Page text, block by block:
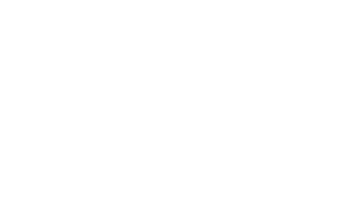
Desidero rimanere